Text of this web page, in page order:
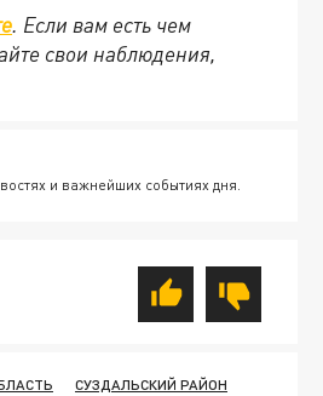
. Если вам есть чем
свои наблюдения,
и важнейших событиях дня.
СУЗДАЛЬСКИЙ РАЙОН